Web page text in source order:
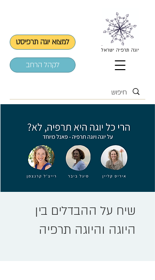
למצוא יוגה תרפיסט
לקהל הרחב
יוגה תרפיה ישראל
שיח על ההבדלים בין
היוגה והיוגה תרפיה